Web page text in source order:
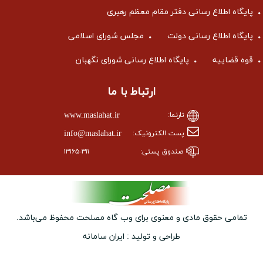
پایگاه اطلاع رسانی دفتر مقام معظم رهبری
پایگاه اطلاع رسانی دولت مجلس شورای اسلامی
قوه قضاییه پایگاه اطلاع رسانی شورای نگهبان
ارتباط با ما
تارنما: www.maslahat.ir
پست الکترونیک: info@maslahat.ir
صندوق پستی: ۱۳۱۶۵-۳۱۱
تمامی حقوق مادی و معنوی برای وب ‌گاه مصلحت محفوظ می‌باشد.
طراحی و تولید : ایران سامانه